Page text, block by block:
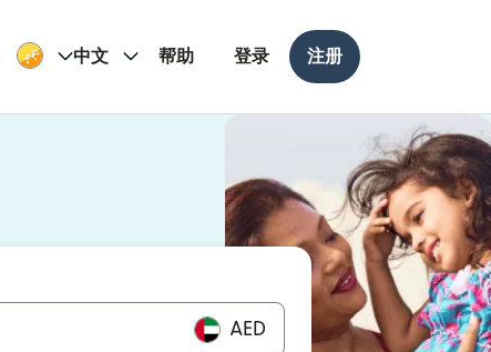
中文 帮助 登录 注册
AED